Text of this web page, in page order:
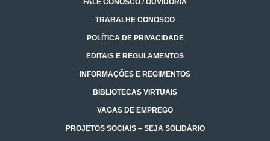
FALE CONOSCO / OUVIDORIA
TRABALHE CONOSCO
POLÍTICA DE PRIVACIDADE
EDITAIS E REGULAMENTOS
INFORMAÇÕES E REGIMENTOS
BIBLIOTECAS VIRTUAIS
VAGAS DE EMPREGO
PROJETOS SOCIAIS – SEJA SOLIDÁRIO